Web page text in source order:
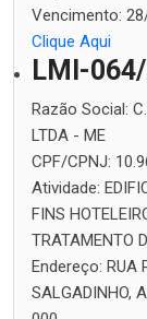
Vencimento:
Clique Aqui
LMI-
Razão Social:
LTDA - ME
CPF/CPNJ:
Atividade:
FINS
TRATAMENTO
Endereço: RUA
SALGADINHO,